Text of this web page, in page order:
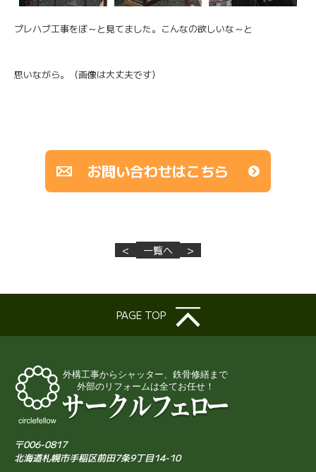
プレハブ工事をぼ～と見てました。こんなの欲しいな～と
思いながら。（画像は大丈夫です）
お問い合わせはこちら
< 一覧へ >
PAGE TOP
〒006-0817
北海道札幌市手稲区前田7条9丁目14-10